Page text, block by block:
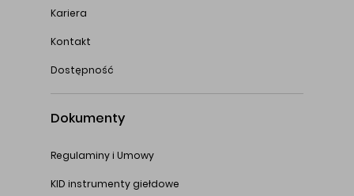
Kariera
Kontakt
Dostępność
Dokumenty
Regulaminy i Umowy
KID instrumenty giełdowe